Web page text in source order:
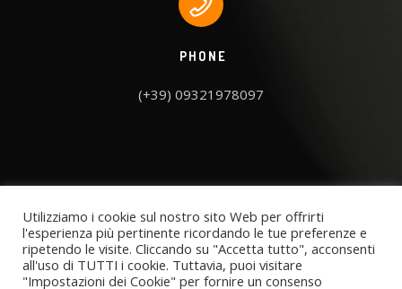
PHONE
(+39) 09321978097
Utilizziamo i cookie sul nostro sito Web per offrirti
l'esperienza più pertinente ricordando le tue preferenze e
ripetendo le visite. Cliccando su "Accetta tutto", acconsenti
all'uso di TUTTI i cookie. Tuttavia, puoi visitare
"Impostazioni dei Cookie" per fornire un consenso